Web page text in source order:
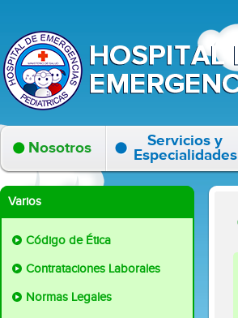
Nosotros Servicios y
Especialidades
Varios
Código de Ética
Contrataciones Laborales
Normas Legales